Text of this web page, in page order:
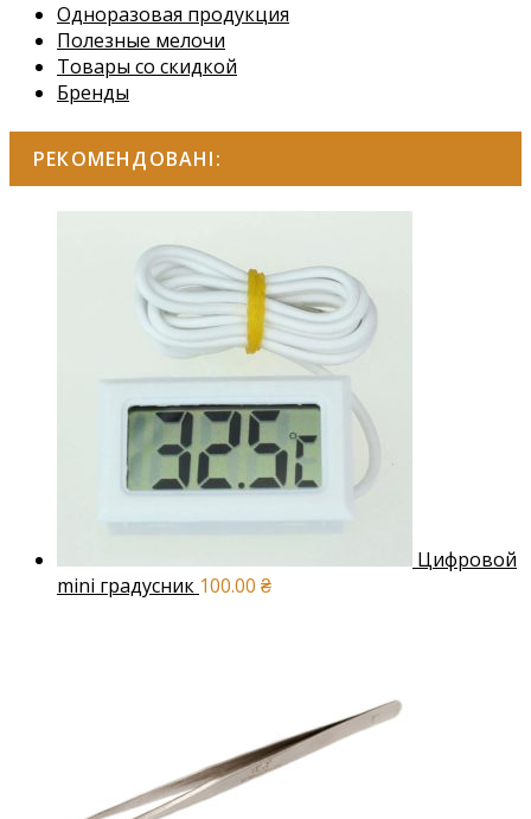
Одноразовая продукция
Полезные мелочи
Товары со скидкой
Бренды
РЕКОМЕНДОВАНІ:
Цифровой
mini градусник 100.00 ₴